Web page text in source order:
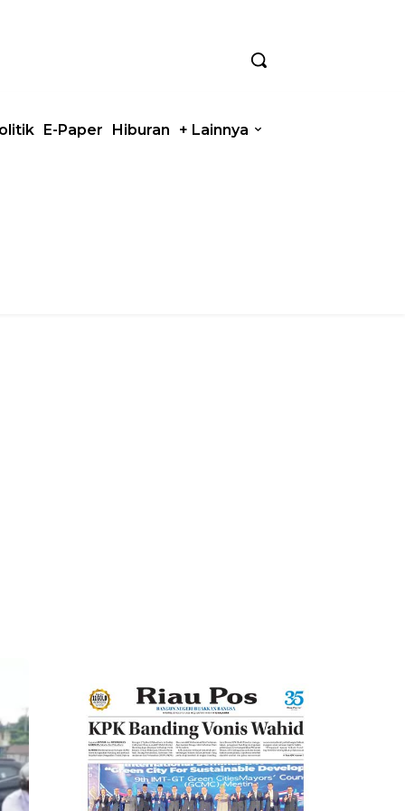
E-Paper Hiburan + Lainnya